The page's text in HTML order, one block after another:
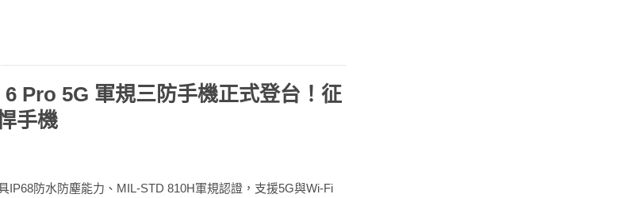
Pro 5G 軍規三防手機正式登台！征
手機
IP68防水防塵能力、MIL-STD 810H軍規認證，支援5G與Wi-Fi